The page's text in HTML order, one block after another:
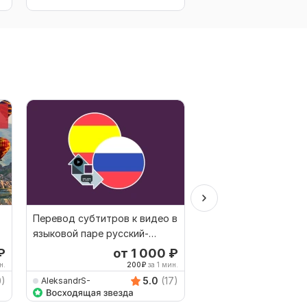
Перевод субтитров к видео в
языковой паре русский-
от 1 000 ₽
200₽ за 1 мин.
AleksandrS- 5.0 (17)